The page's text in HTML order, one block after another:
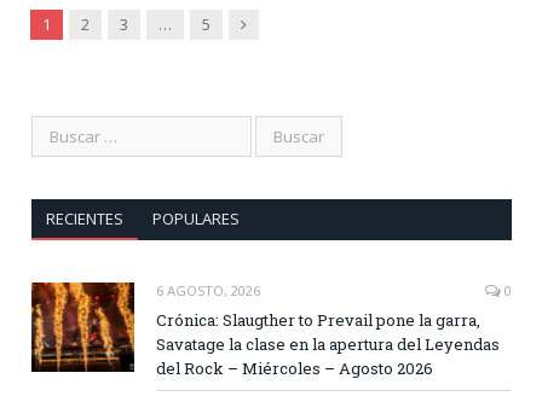
1 2 3 … 5 Siguiente
RECIENTES POPULARES
6 AGOSTO, 2026 0
Crónica: Slaugther to Prevail pone la garra,
Savatage la clase en la apertura del Leyendas
del Rock – Miércoles – Agosto 2026